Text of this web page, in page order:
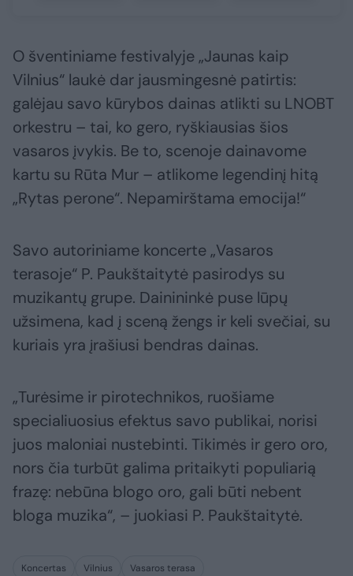
O šventiniame festivalyje „Jaunas kaip
Vilnius“ laukė dar jausmingesnė patirtis:
galėjau savo kūrybos dainas atlikti su LNOBT
orkestru – tai, ko gero, ryškiausias šios
vasaros įvykis. Be to, scenoje dainavome
kartu su Rūta Mur – atlikome legendinį hitą
„Rytas perone“. Nepamirštama emocija!“
Savo autoriniame koncerte „Vasaros
terasoje“ P. Paukštaitytė pasirodys su
muzikantų grupe. Dainininkė puse lūpų
užsimena, kad į sceną žengs ir keli svečiai, su
kuriais yra įrašiusi bendras dainas.
„Turėsime ir pirotechnikos, ruošiame
specialiuosius efektus savo publikai, norisi
juos maloniai nustebinti. Tikimės ir gero oro,
nors čia turbūt galima pritaikyti populiarią
frazę: nebūna blogo oro, gali būti nebent
bloga muzika“, – juokiasi P. Paukštaitytė.
Koncertas Vilnius Vasaros terasa